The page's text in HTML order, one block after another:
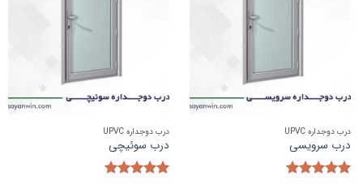
درب دوجداره UPVC
درب سرویسی
درب دوجداره UPVC
درب سوئیچی